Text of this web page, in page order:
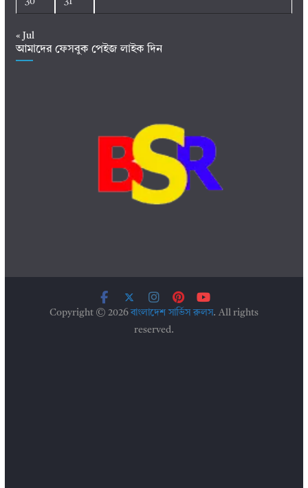
« Jul
আমাদের ফেসবুক পেইজ লাইক দিন
Copyright © 2026বাংলাদেশ সার্ভিস রুলস. All rights
reserved.